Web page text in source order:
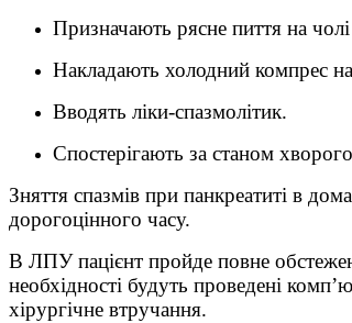
Призначають рясне пиття на
Накладають холодний компрес
Вводять ліки-спазмолітик.
Спостерігають за станом
Зняття спазмів при панкреатиті в
дорогоцінного часу.
В ЛПУ пацієнт пройде повне
необхідності будуть проведені
хірургічне втручання.